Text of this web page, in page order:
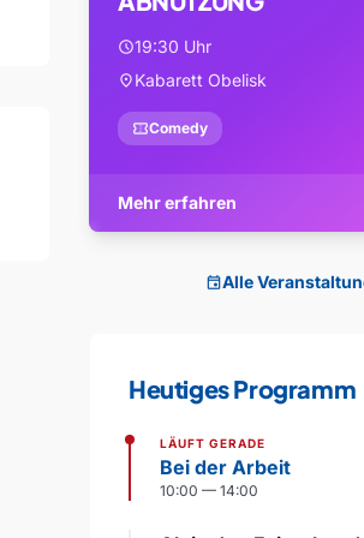
schedule19:30 Uhr
location_onKabarett Obelisk
confirmation_numberComedy
Mehr erfahren
eventAlle
Heutiges Programm
LÄUFT GERADE
Bei der Arbeit
10:00 — 14:00